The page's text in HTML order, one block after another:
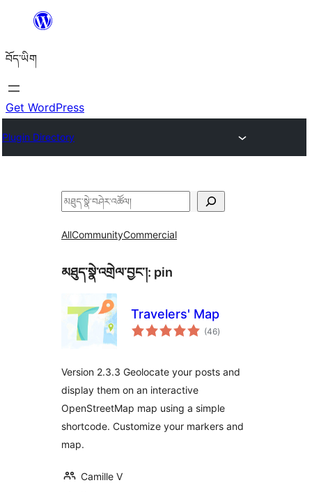
content
བོད་ཡིག
Get WordPress
Plugin Directory
བཤེར་
AllCommunityCommercial
མཐུད་སྣེ་འགྲེལ་བྱང་།: pin
Travelers' Map
(46གདེང་
འཇོག་
)
Version 2.3.3 Geolocate your posts and
display them on an interactive
OpenStreetMap map using a simple
shortcode. Customize your markers and
map.
Camille V